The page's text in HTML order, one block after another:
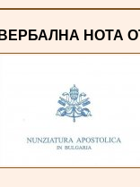
ВЕРБАЛНА НОТА